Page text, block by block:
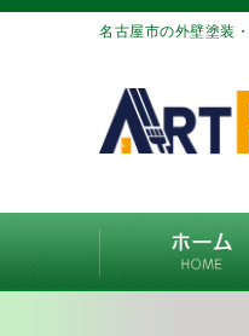
名古屋市の外壁塗装